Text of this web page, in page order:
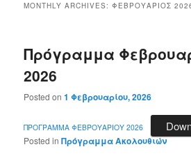
MONTHLY ARCHIVES:ΦΕΒΡΟΥΆΡΙΟΣ
Πρόγραμμα
2026
Posted on1 Φεβρουαρίου, 2026
ΠΡΟΓΡΑΜΜΑ ΦΕΒΡΟΥΑΡΙΟΥ 2026
Posted in Πρόγραμμα Ακολουθιών